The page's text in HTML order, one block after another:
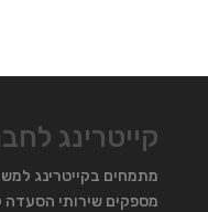
קייטרינג
מתמחים בקייטרינג
מספקים שירותי הסעדה